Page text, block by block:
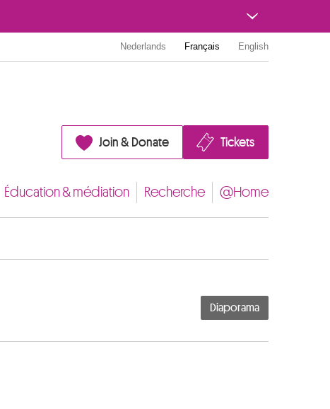
Nederlands Français English
Join & Donate Tickets
Éducation & médiation Recherche @Home
Diaporama